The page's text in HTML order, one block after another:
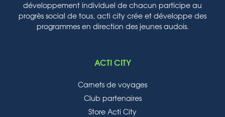
développement individuel de chacun participe au
progrès social de tous, acti city crée et développe des
programmes en direction des jeunes audois.
ACTI CITY
Carnets de voyages
Club partenaires
Store Acti City